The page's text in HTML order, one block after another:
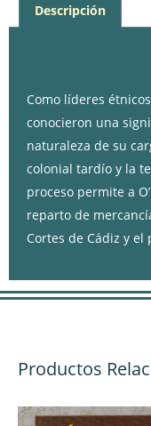
Descripción
Como líderes
conocieron una
naturaleza de su
colonial tardío y la
proceso permite a
reparto de
Cortes de Cádiz y
Productos